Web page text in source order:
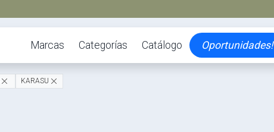
Marcas Categorías Catálogo Oportunidades!
KARASU